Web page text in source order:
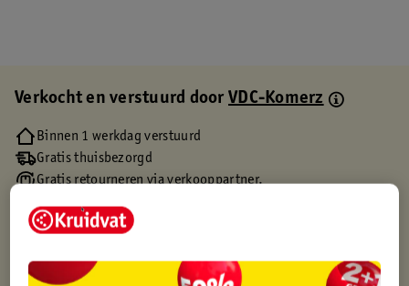
Verkocht en verstuurd doorVDC-Komerz
Binnen 1 werkdag verstuurd
Gratis thuisbezorgd
Gratis retourneren via verkooppartner.